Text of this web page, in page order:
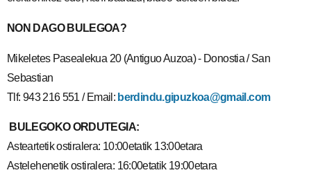
NON DAGO BULEGOA?
Mikeletes Pasealekua 20 (Antiguo Auzoa) - Donostia / San
Sebastian
Tlf: 943 216 551 / Email: berdindu.gipuzkoa@gmail.com
BULEGOKO ORDUTEGIA:
Asteartetik ostiralera: 10:00etatik 13:00etara
Astelehenetik ostiralera: 16:00etatik 19:00etara